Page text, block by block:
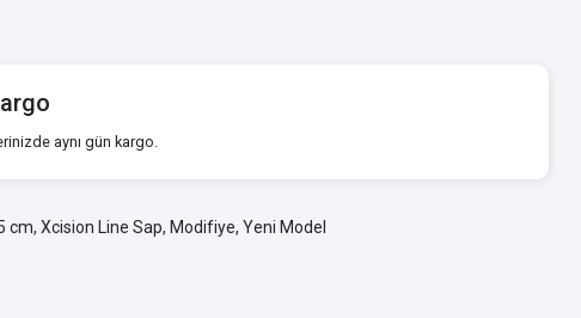
aynı gün kargo.
cm, Xcision Line Sap, Modifiye, Yeni Model